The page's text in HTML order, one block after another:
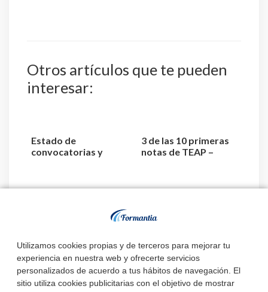
Utilizamos cookies propias y de terceros para mejorar tu
experiencia en nuestra web y ofrecerte servicios
personalizados de acuerdo a tus hábitos de navegación. El
sitio utiliza cookies publicitarias con el objetivo de mostrar
Otros artículos que te pueden
interesar:
Estado de
convocatorias y
3 de las 10 primeras
notas de TEAP –